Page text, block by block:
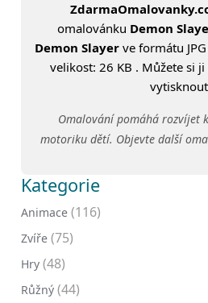
omalovánku Demon
Demon Slayer ve formátu
velikost: 26 KB . Můžete si
Omalování pomáhá rozvíjet
motoriku dětí. Objevte další
Kategorie
Animace (116)
Zvíře (75)
Hry (48)
Růžný (44)